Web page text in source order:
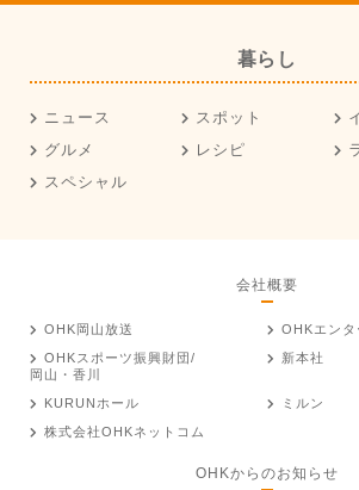
暮らし
ニュース スポット
グルメ
レシピ
スペシャル
会社概要
OHK岡山放送
OHKエンタ
OHKスポーツ振興財団/
岡山・香川
新本社
KURUNホール
ミルン
株式会社OHKネットコム
OHKからのお知らせ